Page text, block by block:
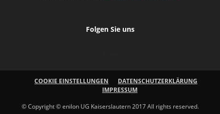
Folgen Sie uns
COOKIE EINSTELLUNGEN
DATENSCHUTZERKLÄRUNG
IMPRESSUM
© Copyright © enilon UG Kaiserslautern 2017 All rights reserved.